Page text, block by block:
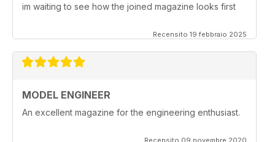
im waiting to see how the joined magazine looks first
Recensito 19 febbraio 2025
MODEL ENGINEER
An excellent magazine for the engineering enthusiast.
Recensito 09 novembre 2020